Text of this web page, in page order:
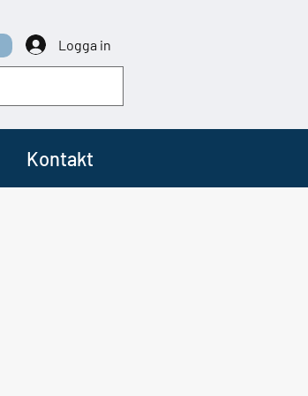
Logga in
Kontakt